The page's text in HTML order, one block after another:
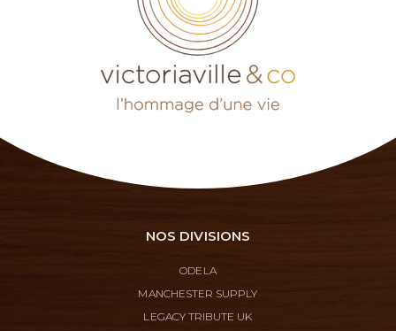
NOS DIVISIONS
ODELA
MANCHESTER SUPPLY
LEGACY TRIBUTE UK